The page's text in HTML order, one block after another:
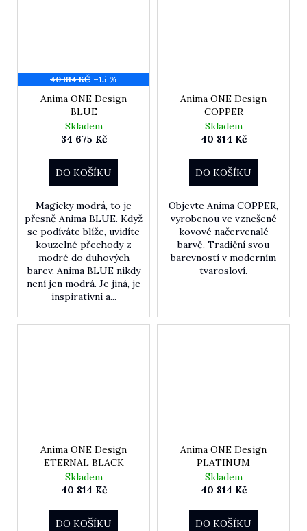
40 814 KČ –15 %
Anima ONE Design
BLUE
Skladem
34 675 Kč
DO KOŠÍKU
Magicky modrá, to je
přesně Anima BLUE. Když
se podíváte blíže, uvidíte
kouzelné přechody z
modré do duhových
barev. Anima BLUE nikdy
není jen modrá. Je jiná, je
inspirativní a...
Anima ONE Design
COPPER
Skladem
40 814 Kč
DO KOŠÍKU
Objevte Anima COPPER,
vyrobenou ve vznešené
kovové načervenalé
barvě. Tradiční svou
barevností v moderním
tvarosloví.
Anima ONE Design
ETERNAL BLACK
Skladem
40 814 Kč
DO KOŠÍKU
Anima ONE Design
PLATINUM
Skladem
40 814 Kč
DO KOŠÍKU